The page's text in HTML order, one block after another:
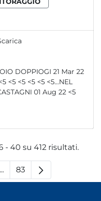
DOPPIOGI 21 Mar 22
<5 <5 <5 <5 <5...NEL
01 Aug 22 <5
- 40 su 412 risultati.
...Pagine intermedie
Pagina
83